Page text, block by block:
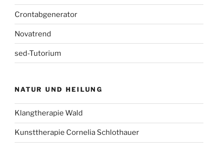
Crontabgenerator
Novatrend
sed-Tutorium
NATUR UND HEILUNG
Klangtherapie Wald
Kunsttherapie Cornelia Schlothauer